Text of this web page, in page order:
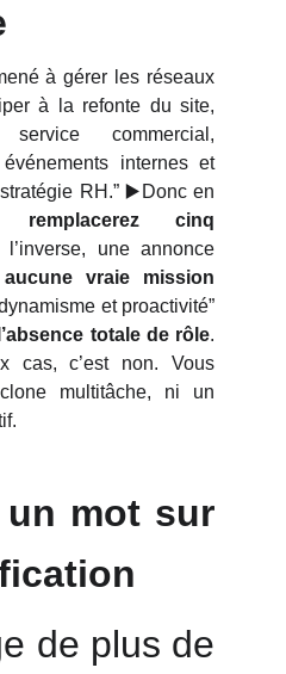
à gérer les réseaux
à la refonte du site,
commercial,
internes et
RH.” ▶️Donc en
remplacerez cinq
une annonce
aucune vraie mission
et proactivité”
l’absence totale de rôle.
cas, c’est non. Vous
multitâche, ni un
un mot sur
de plus de